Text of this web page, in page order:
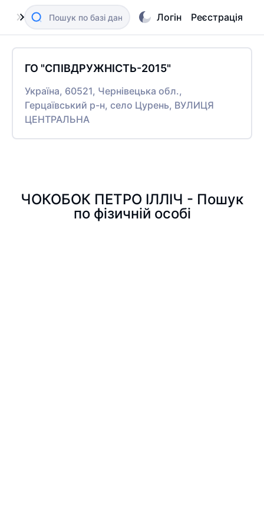
Логін Реєстрація
ГО "СПІВДРУЖНІСТЬ-2015"
Україна, 60521, Чернівецька обл.,
Герцаївський р-н, село Цурень, ВУЛИЦЯ
ЦЕНТРАЛЬНА
ЧОКОБОК ПЕТРО ІЛЛІЧ - Пошук
по фізичній особі